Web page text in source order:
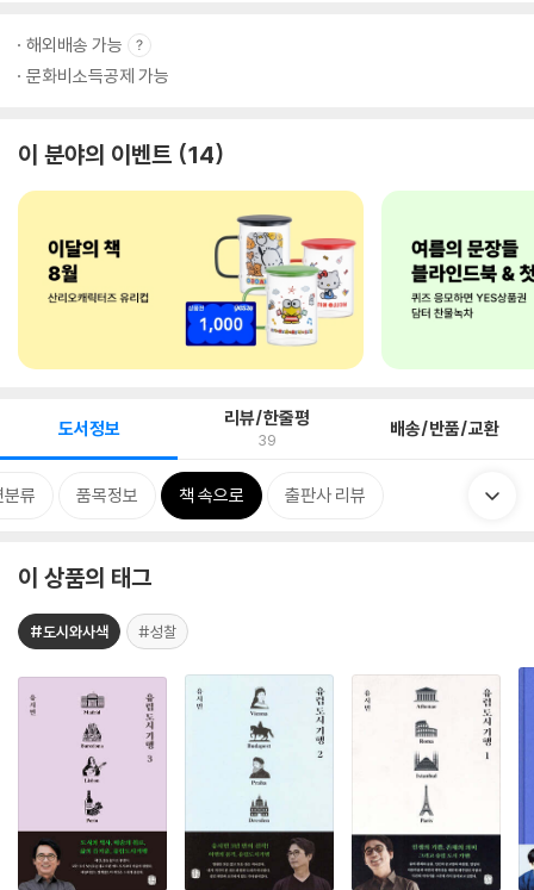
해외배송 가능
문화비소득공제 가능
이 분야의 이벤트 14
도서정보 리뷰/한줄평
39 배송/반품/교환
분류 품목정보 책 속으로 출판사 리뷰
이 상품의 태그
#도시와사색 #성찰